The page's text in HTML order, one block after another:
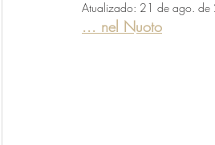
Atualizado: 21 de ago.
... nel Nuoto